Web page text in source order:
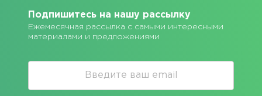
Подпишитесь на нашу рассылку
Ежемесячная рассылка с самыми интересными
материалами и предложениями